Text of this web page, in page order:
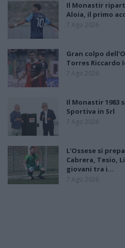
Il Monastir
Aloia, il primo
7 Ago 2026
Gran colpo
Torres Riccardo
7 Ago 2026
Il Monastir 1983
Sportiva in Srl
7 Ago 2026
L'Ossese si
Cabrera, Tesio,
giovani tra i…
7 Ago 2026